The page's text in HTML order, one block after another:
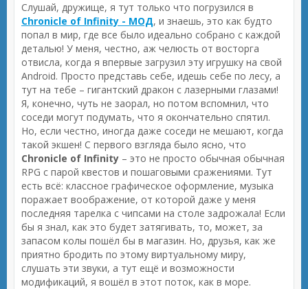
Слушай, дружище, я тут только что погрузился в
Chronicle of Infinity - МОД, и знаешь, это как будто
попал в мир, где все было идеально собрано с каждой
деталью! У меня, честно, аж челюсть от восторга
отвисла, когда я впервые загрузил эту игрушку на свой
Android. Просто представь себе, идешь себе по лесу, а
тут на тебе – гигантский дракон с лазерными глазами!
Я, конечно, чуть не заорал, но потом вспомнил, что
соседи могут подумать, что я окончательно спятил.
Но, если честно, иногда даже соседи не мешают, когда
такой экшен! С первого взгляда было ясно, что
Chronicle of Infinity – это не просто обычная обычная
RPG с парой квестов и пошаговыми сражениями. Тут
есть всё: классное графическое оформление, музыка
поражает воображение, от которой даже у меня
последняя тарелка с чипсами на столе задрожала! Если
бы я знал, как это будет затягивать, то, может, за
запасом колы пошёл бы в магазин. Но, друзья, как же
приятно бродить по этому виртуальному миру,
слушать эти звуки, а тут ещё и возможности
модификаций, я вошёл в этот поток, как в море.